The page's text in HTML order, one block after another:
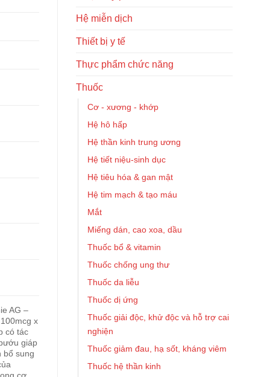
Hệ miễn dịch
Thiết bị y tế
Thực phẩm chức năng
Thuốc
Cơ - xương - khớp
Hệ hô hấp
Hệ thần kinh trung ương
Hệ tiết niệu-sinh dục
Hệ tiêu hóa & gan mật
Hệ tim mạch & tạo máu
Mắt
Miếng dán, cao xoa, dầu
Thuốc bổ & vitamin
Thuốc chống ung thư
Thuốc da liễu
Thuốc dị ứng
Thuốc giải độc, khử độc và hỗ trợ cai
nghiện
Thuốc giảm đau, hạ sốt, kháng viêm
Thuốc hệ thần kinh
AG –
x
có tác
giáp
bổ sung